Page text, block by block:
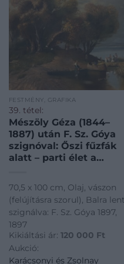
FESTMÉNY, GRAFIKA
39. tétel:
Mészöly Géza (1844–
1887) után F. Sz. Góya
szignóval: Őszi fűzfák
alatt – parti élet a
70,5 x 100 cm, Olaj, vászon
(felújításra szorul), Balra lent
szignálva: F. Sz. Góya 1897,
1897
Kikiáltási ár: 120 000 Ft
Aukció:
Karácsonyi és Zsolnay